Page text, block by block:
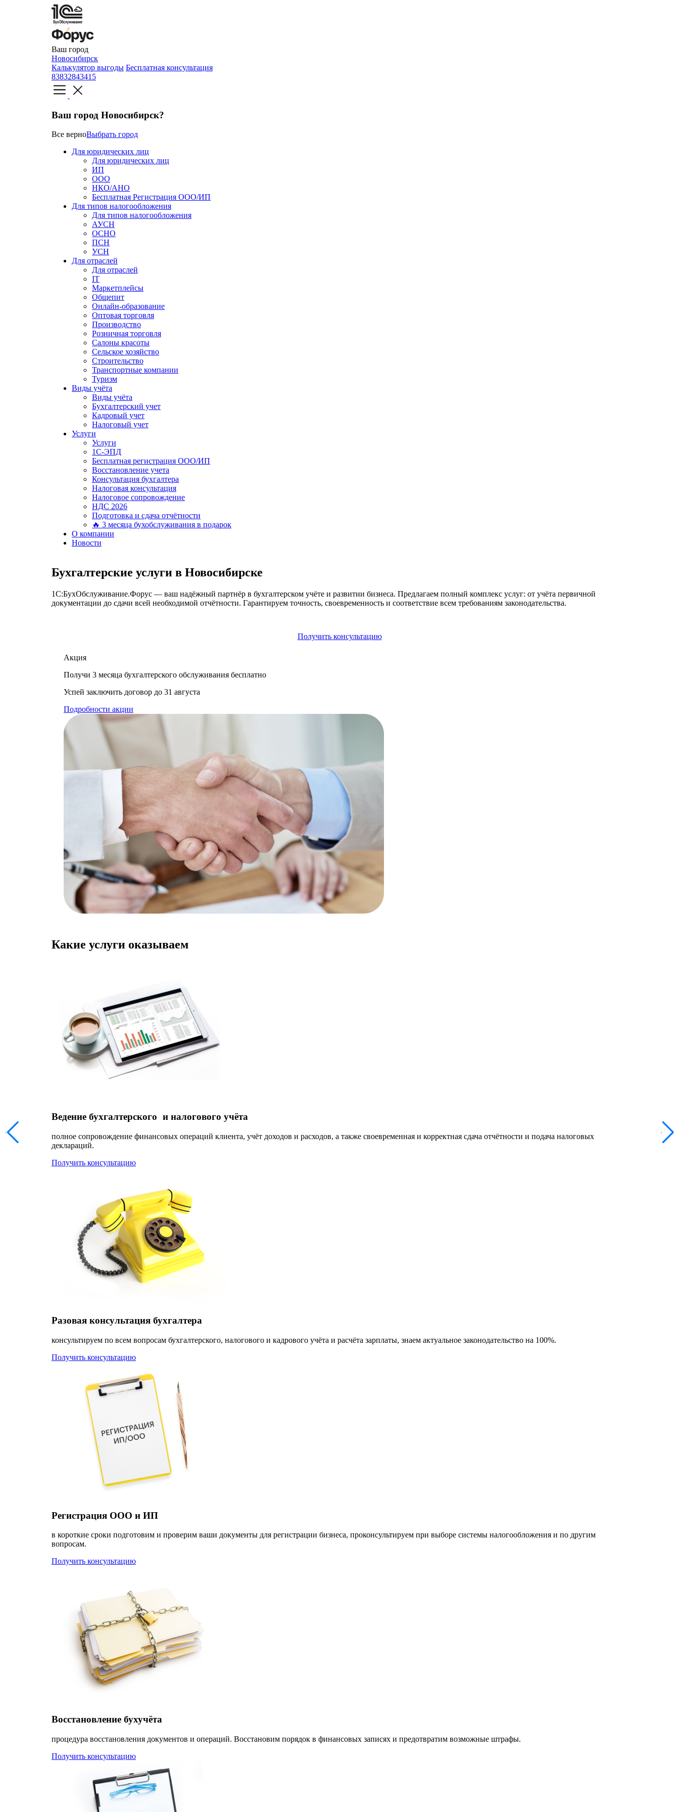
Ваш город
Новосибирск
Калькулятор выгоды Бесплатная консультация
83832843415
Ваш город Новосибирск?
Все верноВыбрать город
Для юридических лиц
Для юридических лиц
ИП
ООО
НКО/АНО
Бесплатная Регистрация ООО/ИП
Для типов налогообложения
Для типов налогообложения
АУСН
ОСНО
ПСН
УСН
Для отраслей
Для отраслей
IT
Маркетплейсы
Общепит
Онлайн-образование
Оптовая торговля
Производство
Розничная торговля
Салоны красоты
Сельское хозяйство
Строительство
Транспортные компании
Туризм
Виды учёта
Виды учёта
Бухгалтерский учет
Кадровый учет
Налоговый учет
Услуги
Услуги
1С-ЭПД
Бесплатная регистрация ООО/ИП
Восстановление учета
Консультация бухгалтера
Налоговая консультация
Налоговое сопровождение
НДС 2026
Подготовка и сдача отчётности
🔥 3 месяца бухобслуживания в подарок
О компании
Новости
Бухгалтерские услуги в Новосибирске
1С:БухОбслуживание.Форус — ваш надёжный партнёр в бухгалтерском учёте и развитии бизнеса. Предлагаем полный комплекс услуг: от учёта первичной
документации до сдачи всей необходимой отчётности. Гарантируем точность, своевременность и соответствие всем требованиям законодательства.
Получить консультацию
Акция
Получи 3 месяца бухгалтерского обслуживания бесплатно
Успей заключить договор до 31 августа
Подробности акции
Какие услуги оказываем
Ведение бухгалтерского и налогового учёта
полное сопровождение финансовых операций клиента, учёт доходов и расходов, а также своевременная и корректная сдача отчётности и подача налоговых
деклараций.
Получить консультацию
Разовая консультация бухгалтера
консультируем по всем вопросам бухгалтерского, налогового и кадрового учёта и расчёта зарплаты, знаем актуальное законодательство на 100%.
Получить консультацию
Регистрация ООО и ИП
в короткие сроки подготовим и проверим ваши документы для регистрации бизнеса, проконсультируем при выборе системы налогообложения и по другим
вопросам.
Получить консультацию
Восстановление бухучёта
процедура восстановления документов и операций. Восстановим порядок в финансовых записях и предотвратим возможные штрафы.
Получить консультацию